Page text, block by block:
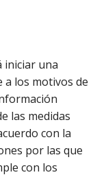
iniciar una
a los motivos de
las medidas
con la
por las que
con los